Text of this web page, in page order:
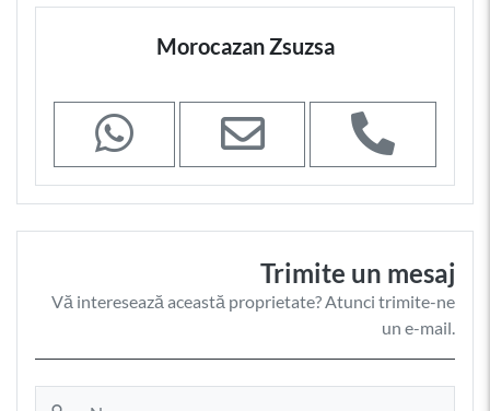
Morocazan Zsuzsa
Trimite un mesaj
Vă interesează această proprietate? Atunci trimite-ne
un e-mail.